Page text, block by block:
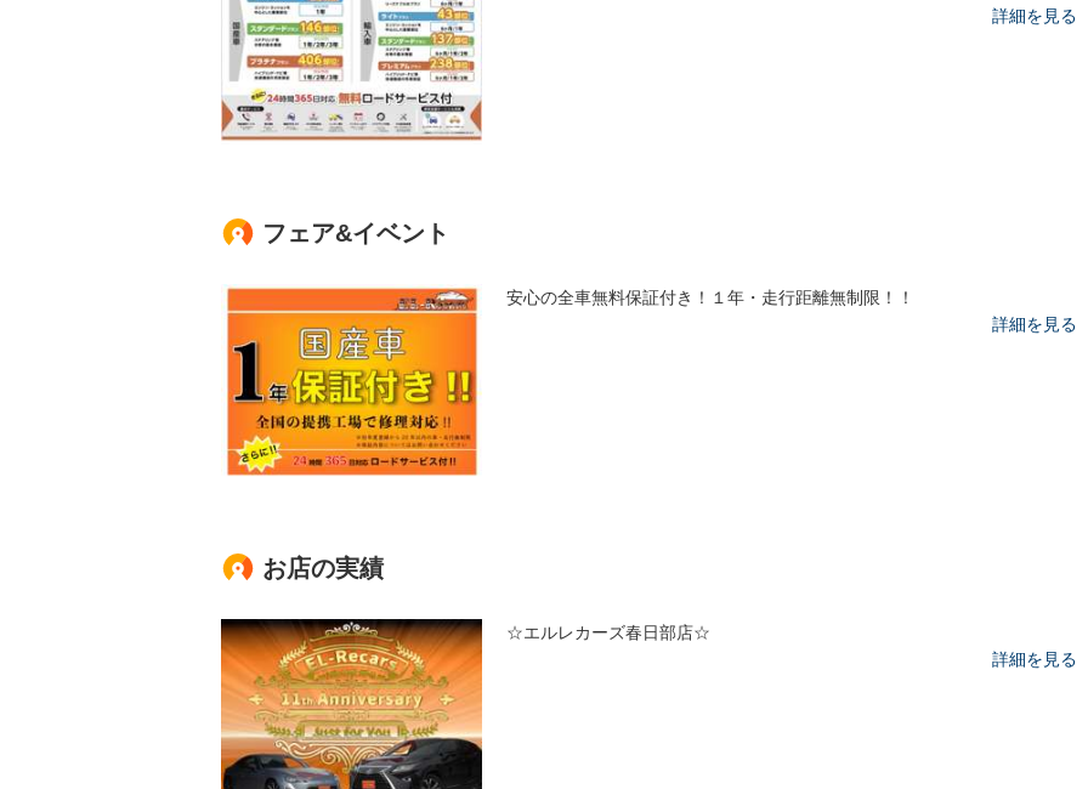
詳細を見る
フェア&イベント
安心の全車無料保証付き！１年・走行距離無制限！！
詳細を見る
お店の実績
☆エルレカーズ春日部店☆
詳細を見る